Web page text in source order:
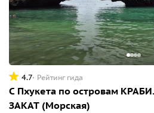
4.7 Рейтинг гида
С Пхукета по островам
ЗАКАТ (Морская)